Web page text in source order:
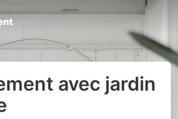
avec jardin